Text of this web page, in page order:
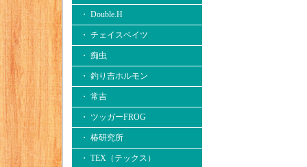
・ Double.H
・ チェイスベイツ
・ 痴虫
・ 釣り吉ホルモン
・ 常吉
・ ツッガーFROG
・ 椿研究所
・ TEX（テックス）